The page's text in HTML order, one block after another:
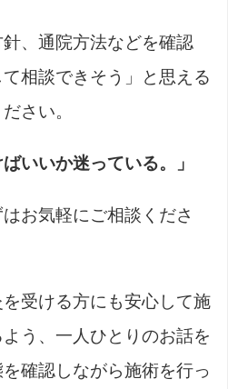
、通院方法などを確認
相談できそう」と思える
さい。
いいか迷っている。」
お気軽にご相談くださ
受ける方にも安心して施
う、一人ひとりのお話を
確認しながら施術を行っ